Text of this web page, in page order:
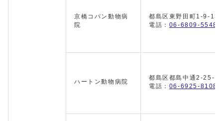
京橋コパン動物病
院
都島区東野田町1-9-13
電話： 06-6809-5548
ハートン動物病院
都島区都島中通2-25-10
電話： 06-6925-8108